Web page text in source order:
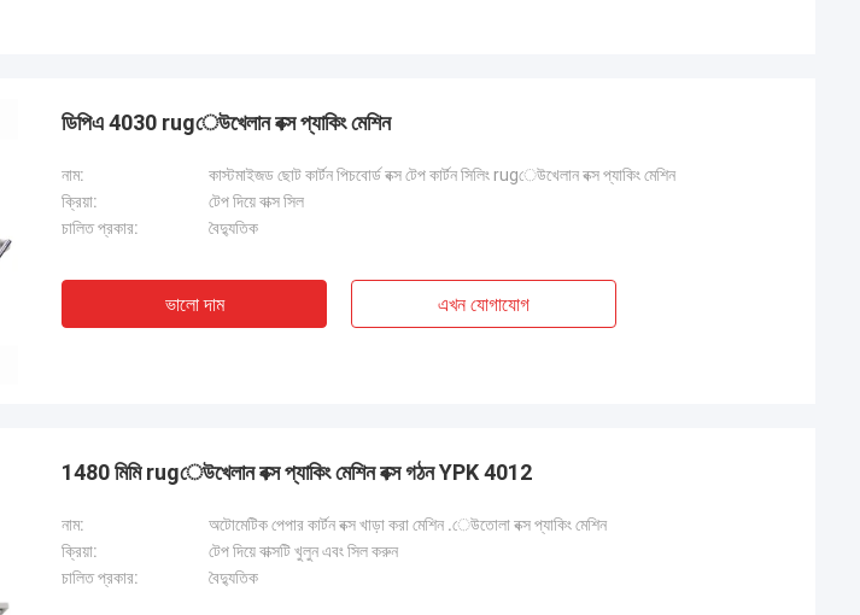
ডিপিএ 4030 rugেউখেলান বক্স প্যাকিং মেশিন
নাম:
কাস্টমাইজড ছোট কার্টন পিচবোর্ড বক্স টেপ কার্টন সিলিং rugেউখেলান বক্স প্যাকিং মেশিন
ক্রিয়া:
টেপ দিয়ে বাক্স সিল
চালিত প্রকার:
বৈদ্যুতিক
ভালো দাম এখন যোগাযোগ
1480 মিমি rugেউখেলান বক্স প্যাকিং মেশিন বক্স গঠন YPK 4012
নাম:
অটোমেটিক পেপার কার্টন বক্স খাড়া করা মেশিন .েউতোলা বক্স প্যাকিং মেশিন
ক্রিয়া:
টেপ দিয়ে বাক্সটি খুলুন এবং সিল করুন
চালিত প্রকার:
বৈদ্যুতিক